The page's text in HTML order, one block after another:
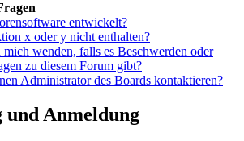
entwickelt?
x oder y nicht enthalten?
wenden, falls es Beschwerden oder
zu diesem Forum gibt?
Administrator des Boards kontaktieren?
Anmeldung